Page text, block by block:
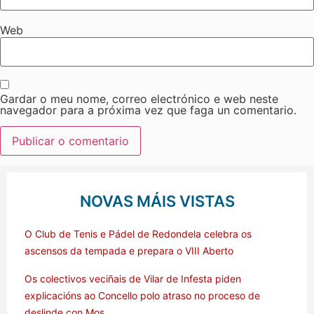
Web
Gardar o meu nome, correo electrónico e web neste
navegador para a próxima vez que faga un comentario.
NOVAS MÁIS VISTAS
O Club de Tenis e Pádel de Redondela celebra os
ascensos da tempada e prepara o VIII Aberto
Os colectivos veciñais de Vilar de Infesta piden
explicacións ao Concello polo atraso no proceso de